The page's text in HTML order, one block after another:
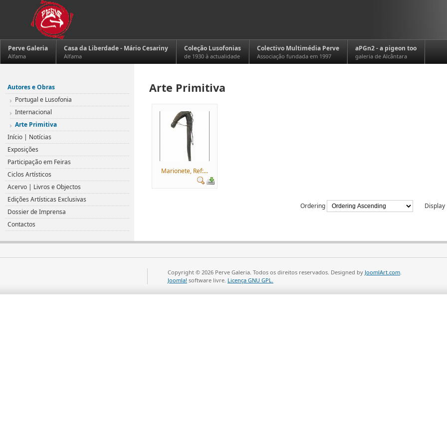
Perve Galeria
Alfama
Casa da Liberdade - Mário Cesariny
Alfama
Coleção Lusofonias
de 1930 à actualidade
Colectivo Multimédia Perve
Associação fundada em 1997
aPGn2 - a pigeon too
galeria de Alcântara
Arte Primitiva
Marionete, Ref:...
Ordering
Autores e Obras
Portugal e Lusofonia
Internacional
Arte Primitiva
Início | Notícias
Exposições
Participação em Feiras
Ciclos Artísticos
Acervo | Livros e Objectos
Edições Artísticas Exclusivas
Dossier de Imprensa
Contactos
Copyright © 2026 Perve Galeria. Todos os direitos reservados. Designed by JoomlArt.com.
Joomla! software livre. Licença GNU GPL.